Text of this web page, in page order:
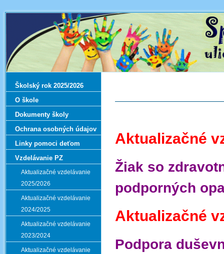
Aktualizačné
Žiak so
podporných
Aktualizačné
Podpora
Školský rok 2025/2026
O škole
Dokumenty školy
Ochrana osobných údajov
Linky pomoci deťom
Vzdelávanie PZ
Aktualizačné vzdelávanie
2025/2026
Aktualizačné vzdelávanie
2024/2025
Aktualizačné vzdelávanie
2023/2024
Aktualizačné vzdelávanie